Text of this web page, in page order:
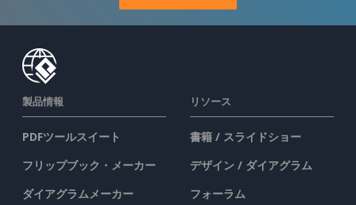
製品情報
PDFツールスイート
フリップブック・メーカー
ダイアグラムメーカー
リソース
書籍 / スライドショー
デザイン / ダイアグラム
フォーラム